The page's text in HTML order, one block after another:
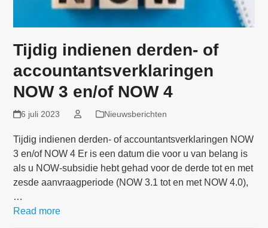
Tijdig indienen derden- of
accountantsverklaringen
NOW 3 en/of NOW 4
6 juli 2023 Nieuwsberichten
Tijdig indienen derden- of accountantsverklaringen NOW
3 en/of NOW 4 Er is een datum die voor u van belang is
als u NOW-subsidie hebt gehad voor de derde tot en met
zesde aanvraagperiode (NOW 3.1 tot en met NOW 4.0),
…
Read more